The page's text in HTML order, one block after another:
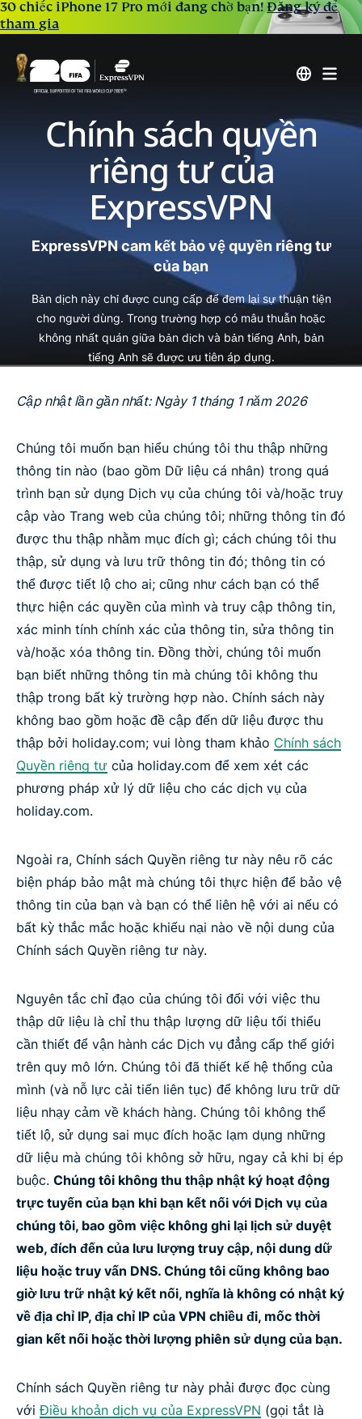
30 chiếc iPhone 17 Pro mới đang chờ bạn!Đăng ký để
tham gia
Chính sách quyền
riêng tư của
ExpressVPN
ExpressVPN cam kết bảo vệ quyền riêng tư
của bạn
Bản dịch này chỉ được cung cấp để đem lại sự thuận tiện
cho người dùng. Trong trường hợp có mâu thuẫn hoặc
không nhất quán giữa bản dịch và bản tiếng Anh, bản
tiếng Anh sẽ được ưu tiên áp dụng.
Cập nhật lần gần nhất: Ngày 1 tháng 1 năm 2026
Chúng tôi muốn bạn hiểu chúng tôi thu thập những
thông tin nào (bao gồm Dữ liệu cá nhân) trong quá
trình bạn sử dụng Dịch vụ của chúng tôi và/hoặc truy
cập vào Trang web của chúng tôi; những thông tin đó
được thu thập nhằm mục đích gì; cách chúng tôi thu
thập, sử dụng và lưu trữ thông tin đó; thông tin có
thể được tiết lộ cho ai; cũng như cách bạn có thể
thực hiện các quyền của mình và truy cập thông tin,
xác minh tính chính xác của thông tin, sửa thông tin
và/hoặc xóa thông tin. Đồng thời, chúng tôi muốn
bạn biết những thông tin mà chúng tôi không thu
thập trong bất kỳ trường hợp nào. Chính sách này
không bao gồm hoặc đề cập đến dữ liệu được thu
thập bởi holiday.com; vui lòng tham khảo Chính sách
Quyền riêng tư của holiday.com để xem xét các
phương pháp xử lý dữ liệu cho các dịch vụ của
holiday.com.
Ngoài ra, Chính sách Quyền riêng tư này nêu rõ các
biện pháp bảo mật mà chúng tôi thực hiện để bảo vệ
thông tin của bạn và bạn có thể liên hệ với ai nếu có
bất kỳ thắc mắc hoặc khiếu nại nào về nội dung của
Chính sách Quyền riêng tư này.
Nguyên tắc chỉ đạo của chúng tôi đối với việc thu
thập dữ liệu là chỉ thu thập lượng dữ liệu tối thiểu
cần thiết để vận hành các Dịch vụ đẳng cấp thế giới
trên quy mô lớn. Chúng tôi đã thiết kế hệ thống của
mình (và nỗ lực cải tiến liên tục) để không lưu trữ dữ
liệu nhạy cảm về khách hàng. Chúng tôi không thể
tiết lộ, sử dụng sai mục đích hoặc lạm dụng những
dữ liệu mà chúng tôi không sở hữu, ngay cả khi bị ép
buộc. Chúng tôi không thu thập nhật ký hoạt động
trực tuyến của bạn khi bạn kết nối với Dịch vụ của
chúng tôi, bao gồm việc không ghi lại lịch sử duyệt
web, đích đến của lưu lượng truy cập, nội dung dữ
liệu hoặc truy vấn DNS. Chúng tôi cũng không bao
giờ lưu trữ nhật ký kết nối, nghĩa là không có nhật ký
về địa chỉ IP, địa chỉ IP của VPN chiều đi, mốc thời
gian kết nối hoặc thời lượng phiên sử dụng của bạn.
Chính sách Quyền riêng tư này phải được đọc cùng
với Điều khoản dịch vụ của ExpressVPN (gọi tắt là